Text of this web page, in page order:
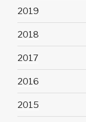
2019
2018
2017
2016
2015